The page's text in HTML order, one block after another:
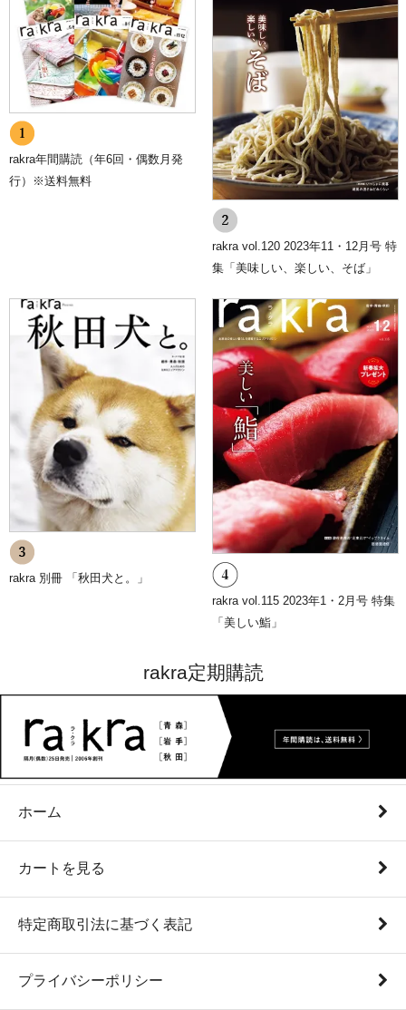
rakra年間購読（年6回・偶数月発
行）※送料無料
rakra vol.120 2023年11・12月号 特
集「美味しい、楽しい、そば」
rakra 別冊 「秋田犬と。」
rakra vol.115 2023年1・2月号 特集
「美しい鮨」
rakra定期購読
ホーム
カートを見る
特定商取引法に基づく表記
プライバシーポリシー